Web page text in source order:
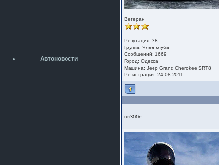
разболтовка 5х114.3 спокойно
А здесь уже кладбищенская тишина...
Автоновости
Ветеран
Репутация: 28
Группа: Член клуба
Сообщений: 1669
Город: Одесса
Машина: Jeep Grand Cherokee SRT8
Регистрация: 24.08.2011
uri300c